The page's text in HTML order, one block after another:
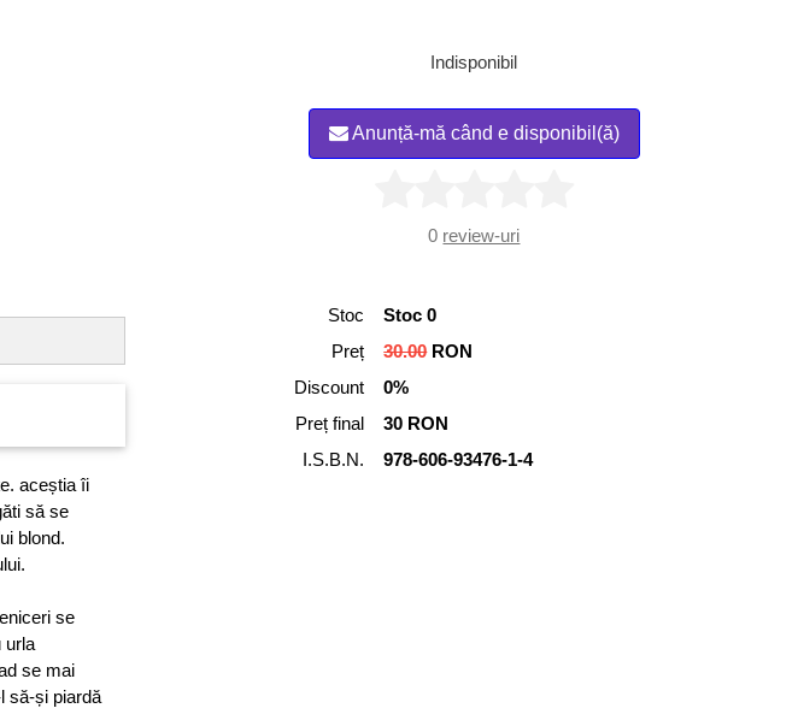
Indisponibil
Anunță-mă când e disponibil(ă)
0 review-uri
aceștia îi
să se
blond.
se
urla
se mai
să-și piardă
Stoc
Stoc 0
Preț
30.00RON
Discount
0%
Preț final
30 RON
I.S.B.N.
978-606-93476-1-4